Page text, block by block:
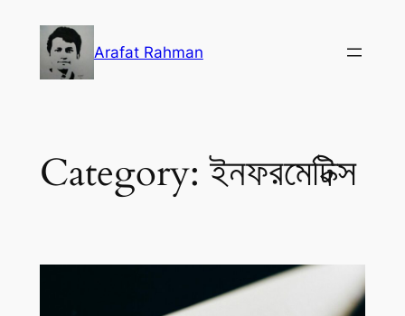
content
Arafat Rahman
Category:ইনফরমেটিক্স